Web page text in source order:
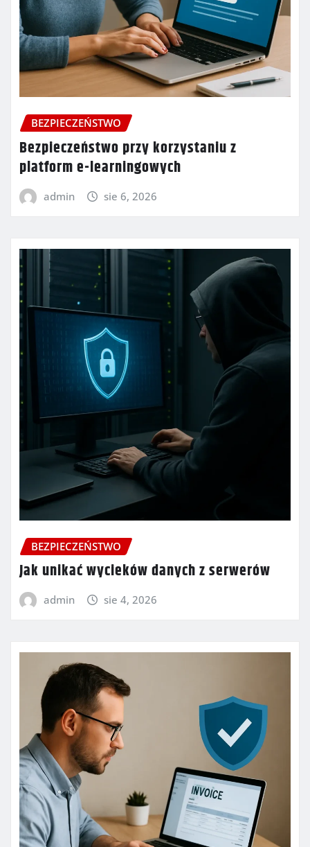
BEZPIECZEŃSTWO
Bezpieczeństwo przy korzystaniu z
platform e-learningowych
admin sie 6, 2026
BEZPIECZEŃSTWO
Jak unikać wycieków danych z serwerów
admin sie 4, 2026